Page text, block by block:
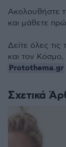
Σχετικά
Ακολουθήστε
και μάθετε
Δείτε όλες τις
και τον Κόσμο,
Protothema.gr